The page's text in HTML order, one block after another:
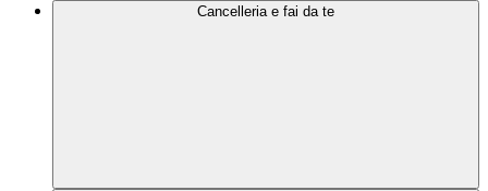
Cancelleria e fai da te